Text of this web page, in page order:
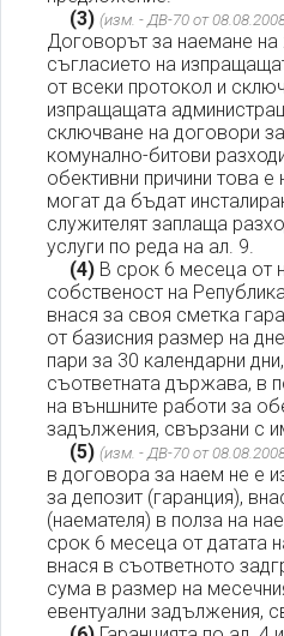
(3) (изм. - ДВ-70 от
Договорът за наемане
съгласието на
от всеки протокол и
изпращащата
сключване на договори
комунално-битови
обективни причини това
могат да бъдат
служителят заплаща
услуги по реда на ал. 9.
(4) В срок 6 месеца от
собственост на
внася за своя сметка
от базисния размер на
пари за 30 календарни
съответната държава, в
на външните работи за
задължения, свързани с
(5) (изм. - ДВ-70 от
в договора за наем не е
за депозит (гаранция),
(наемателя) в полза на
срок 6 месеца от датата
внася в съответното
сума в размер на
евентуални задължения,